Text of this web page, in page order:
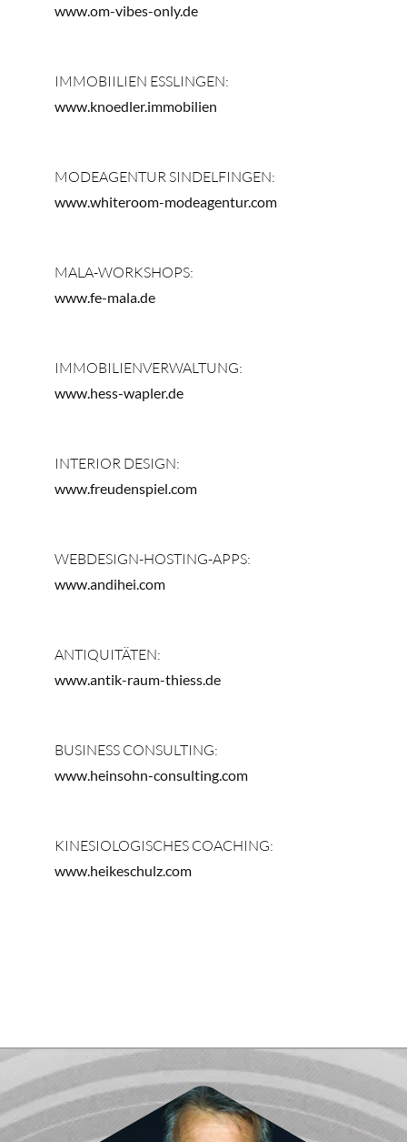
www.om-vibes-only.de
IMMOBIILIEN ESSLINGEN:
www.knoedler.immobilien
MODEAGENTUR SINDELFINGEN:
www.whiteroom-modeagentur.com
MALA-WORKSHOPS:
www.fe-mala.de
IMMOBILIENVERWALTUNG:
www.hess-wapler.de
INTERIOR DESIGN:
www.freudenspiel.com
WEBDESIGN-HOSTING-APPS:
www.andihei.com
ANTIQUITÄTEN:
www.antik-raum-thiess.de
BUSINESS CONSULTING:
www.heinsohn-consulting.com
KINESIOLOGISCHES COACHING:
www.heikeschulz.com